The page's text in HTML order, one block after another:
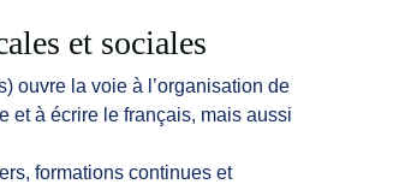
et sociales
ouvre la voie à l’organisation de
et à écrire le français, mais aussi
formations continues et